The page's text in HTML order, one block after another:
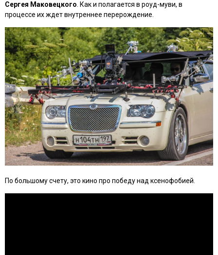
Сергея Маковецкого . Как и полагается в роуд-муви, в
процессе их ждет внутреннее перерождение.
По большому счету, это кино про победу над ксенофобией.